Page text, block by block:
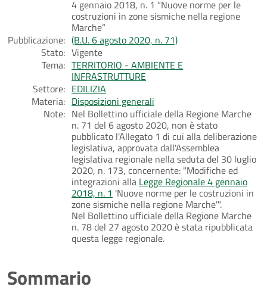
4 gennaio 2018, n. 1 “Nuove norme per le
costruzioni in zone sismiche nella regione
Marche”
Pubblicazione: (B.U. 6 agosto 2020, n. 71)
Stato: Vigente
Tema: TERRITORIO - AMBIENTE E
INFRASTRUTTURE
Settore: EDILIZIA
Materia: Disposizioni generali
Note: Nel Bollettino ufficiale della Regione Marche
n. 71 del 6 agosto 2020, non è stato
pubblicato l'Allegato 1 di cui alla deliberazione
legislativa, approvata dall'Assemblea
legislativa regionale nella seduta del 30 luglio
2020, n. 173, concernente: "Modifiche ed
integrazioni alla Legge Regionale 4 gennaio
2018, n. 1 'Nuove norme per le costruzioni in
zone sismiche nella regione Marche'".
Nel Bollettino ufficiale della Regione Marche
n. 78 del 27 agosto 2020 è stata ripubblicata
questa legge regionale.
Sommario